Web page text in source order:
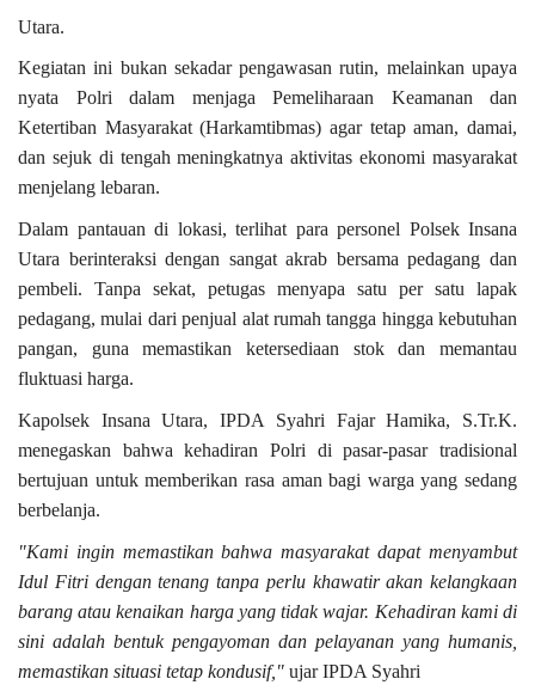
Utara.
Kegiatan ini bukan sekadar pengawasan rutin, melainkan upaya
nyata Polri dalam menjaga Pemeliharaan Keamanan dan
Ketertiban Masyarakat (Harkamtibmas) agar tetap aman, damai,
dan sejuk di tengah meningkatnya aktivitas ekonomi masyarakat
menjelang lebaran.
Dalam pantauan di lokasi, terlihat para personel Polsek Insana
Utara berinteraksi dengan sangat akrab bersama pedagang dan
pembeli. Tanpa sekat, petugas menyapa satu per satu lapak
pedagang, mulai dari penjual alat rumah tangga hingga kebutuhan
pangan, guna memastikan ketersediaan stok dan memantau
fluktuasi harga.
Kapolsek Insana Utara, IPDA Syahri Fajar Hamika, S.Tr.K.
menegaskan bahwa kehadiran Polri di pasar-pasar tradisional
bertujuan untuk memberikan rasa aman bagi warga yang sedang
berbelanja.
"Kami ingin memastikan bahwa masyarakat dapat menyambut
Idul Fitri dengan tenang tanpa perlu khawatir akan kelangkaan
barang atau kenaikan harga yang tidak wajar. Kehadiran kami di
sini adalah bentuk pengayoman dan pelayanan yang humanis,
memastikan situasi tetap kondusif," ujar IPDA Syahri